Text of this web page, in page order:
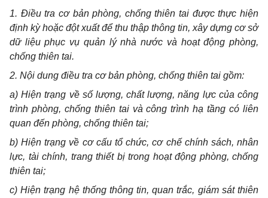
1. Điều tra cơ bản phòng, chống thiên tai được thực hiện
định kỳ hoặc đột xuất để thu thập thông tin, xây dựng cơ sở
dữ liệu phục vụ quản lý nhà nước và hoạt động phòng,
chống thiên tai.
2. Nội dung điều tra cơ bản phòng, chống thiên tai gồm:
a) Hiện trạng về số lượng, chất lượng, năng lực của công
trình phòng, chống thiên tai và công trình hạ tầng có liên
quan đến phòng, chống thiên tai;
b) Hiện trạng về cơ cấu tổ chức, cơ chế chính sách, nhân
lực, tài chính, trang thiết bị trong hoạt động phòng, chống
thiên tai;
c) Hiện trạng hệ thống thông tin, quan trắc, giám sát thiên